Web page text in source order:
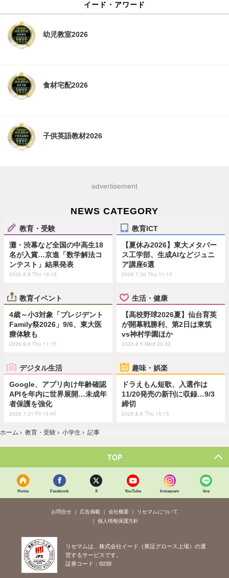
イード・アワード
幼児教室2026
食材宅配2026
子供英語教材2026
advertisement
NEWS CATEGORY
教育・受験
灘・渋幕など全国の中高生18
名が入賞…京進「数学解法コ
ンテスト」結果発表
2026.8.6 Thu 16:15
教育ICT
【夏休み2026】東大メタバー
ス工学部、生成AIなどジュニ
ア講座6選
2026.7.30 Thu 11:15
教育イベント
4歳～小3対象「プレジデント
Family祭2026」9/6、東大医
療体験も
2026.8.6 Thu 11:15
生活・健康
【高校野球2026夏】仙台育英
が開幕戦勝利、第2日は東筑
vs神村学園ほか
2026.8.5 Wed 20:32
デジタル生活
Google、アプリ向け年齢確認
APIを年内に世界展開…未成年
者保護を強化
2026.7.31 Fri 13:45
趣味・娯楽
ドラえもん短歌、入選作は
11/20発売の新刊に収録…9/3
締切
2026.8.6 Thu 15:15
ホーム › 教育・受験 › 小学生 › 記事
TOP
Home Facebook X YouTube Instagram line
お問合せ 広告掲載 会社概要
リセマムについて
個人情報保護方針
リセマムは、株式会社イード（東証グロース上場）の運
営するサービスです。
証券コード：6038